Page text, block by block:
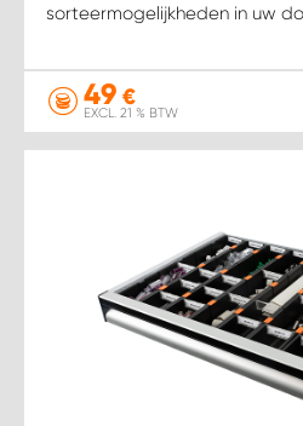
sorteermogelijkheden in uw
49 €
EXCL. 21 % BTW